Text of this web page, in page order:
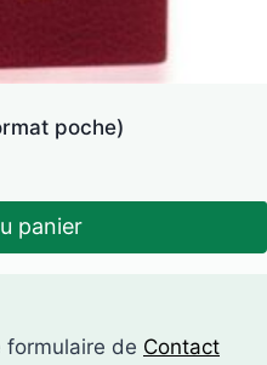
poche)
panier
formulaire de Contact